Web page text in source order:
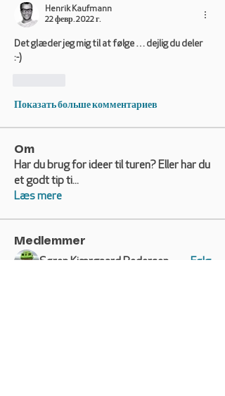
Henrik Kaufmann
22 февр. 2022 г.
Det glæder jeg mig til at følge … dejlig du deler
:-)
Показать больше комментариев
Om
Har du brug for ideer til turen? Eller har du
et godt tip ti...
Læs mere
Medlemmer
Søren Kjærgaard Pedersen Følg